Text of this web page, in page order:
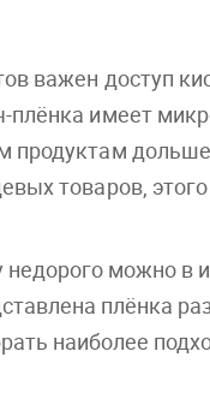
важен доступ
имеет
продуктам
товаров, этого
можно в
плёнка
наиболее